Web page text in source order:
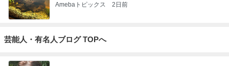
Amebaトピックス 2日前
芸能人・有名人ブログ TOPへ